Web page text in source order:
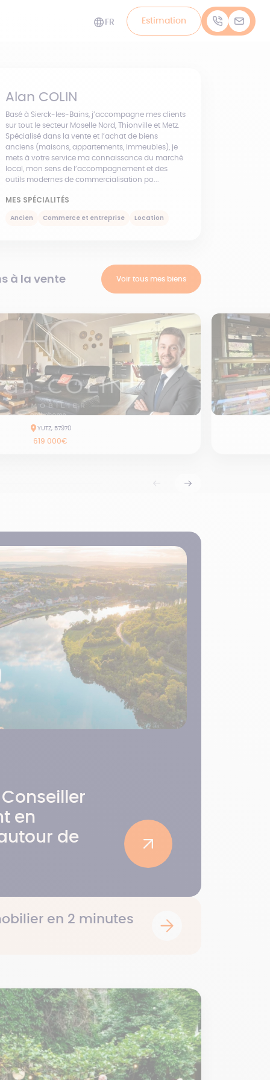
FR Estimation
Alan COLIN
Basé à Sierck-les-Bains, j’accompagne mes clients
sur tout le secteur Moselle Nord, Thionville et Metz.
Spécialisé dans la vente et l’achat de biens
anciens (maisons, appartements, immeubles), je
mets à votre service ma connaissance du marché
local, mon sens de l’accompagnement et des
outils modernes de commercialisation po...
MES SPÉCIALITÉS
Ancien Commerce et entreprise Location
à la vente Voir tous mes biens
YUTZ, 57970
619 000€
Conseiller
en
de
en 2 minutes